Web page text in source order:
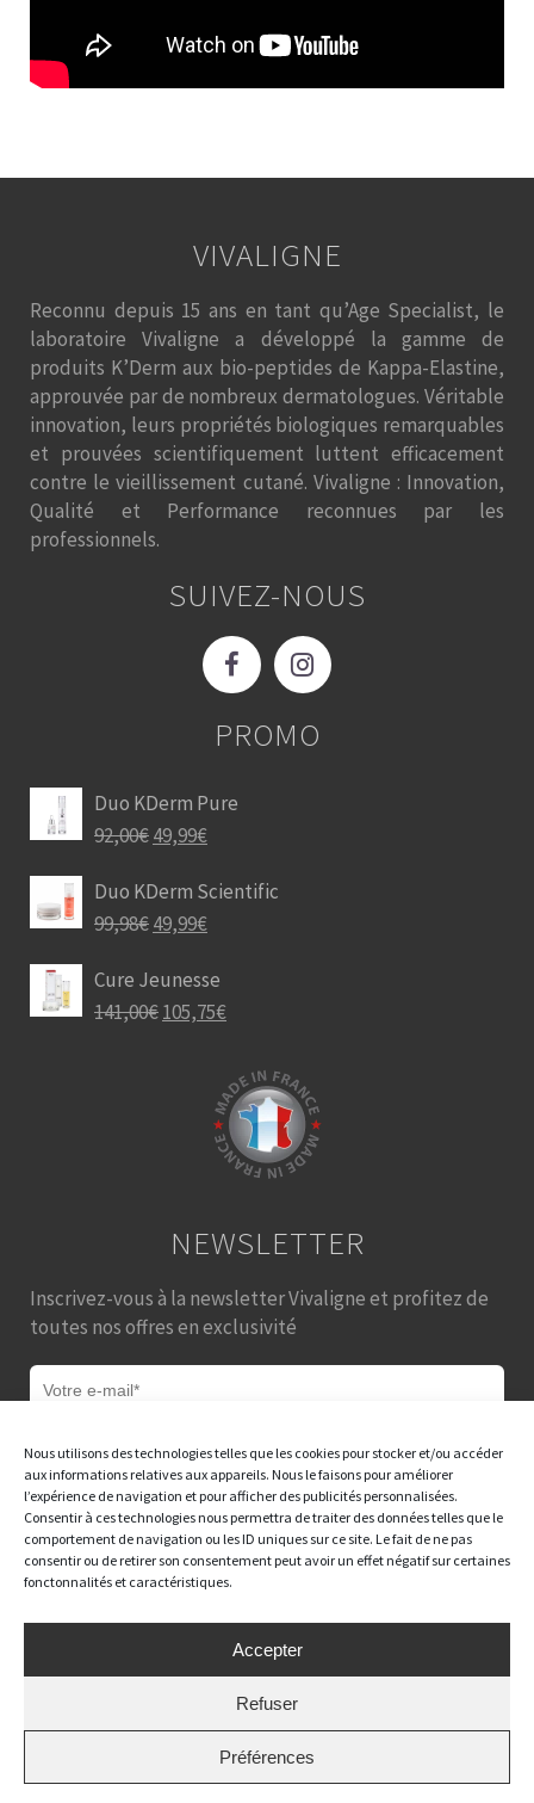
Nous utilisons des technologies telles que les cookies pour stocker et/ou accéder
aux informations relatives aux appareils. Nous le faisons pour améliorer
l’expérience de navigation et pour afficher des publicités personnalisées.
Consentir à ces technologies nous permettra de traiter des données telles que le
comportement de navigation ou les ID uniques sur ce site. Le fait de ne pas
consentir ou de retirer son consentement peut avoir un effet négatif sur certaines
fonctonnalités et caractéristiques.
Accepter
Refuser
Préférences
VIVALIGNE
Reconnu depuis 15 ans en tant qu’Age Specialist, le
laboratoire Vivaligne a développé la gamme de
produits K’Derm aux bio-peptides de Kappa-Elastine,
approuvée par de nombreux dermatologues. Véritable
innovation, leurs propriétés biologiques remarquables
et prouvées scientifiquement luttent efficacement
contre le vieillissement cutané. Vivaligne : Innovation,
Qualité et Performance reconnues par les
professionnels.
SUIVEZ-NOUS
PROMO
Duo KDerm Pure
92,00€49,99€
Duo KDerm Scientific
99,98€49,99€
Cure Jeunesse
141,00€105,75€
NEWSLETTER
Inscrivez-vous à la newsletter Vivaligne et profitez de
toutes nos offres en exclusivité
J'accepte de recevoir des e-mails étant entendu que
je peux facilement me désinscrire de ces
communications à tout moment après mon inscription.
Copyright © Vivaligne CGV